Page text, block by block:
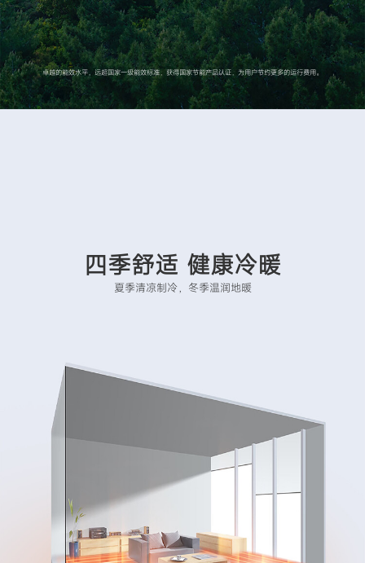
卓越的能效水平，远超国家一级能效标准，获得国家节能产品认证，为用户节约更多的运行费用。
四季舒适 健康冷暖
夏季清凉制冷，冬季温润地暖